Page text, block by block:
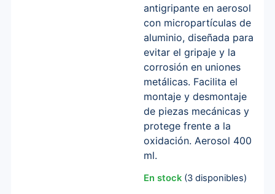
antigripante en aerosol
con micropartículas de
aluminio, diseñada para
evitar el gripaje y la
corrosión en uniones
metálicas. Facilita el
montaje y desmontaje
de piezas mecánicas y
protege frente a la
oxidación. Aerosol 400
ml.
En stock (3 disponibles)